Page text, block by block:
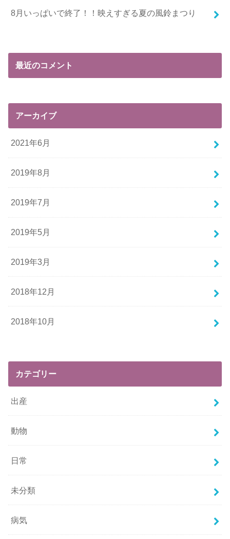
8月いっぱいで終了！！映えすぎる夏の風鈴まつり
最近のコメント
アーカイブ
2021年6月
2019年8月
2019年7月
2019年5月
2019年3月
2018年12月
2018年10月
カテゴリー
出産
動物
日常
未分類
病気